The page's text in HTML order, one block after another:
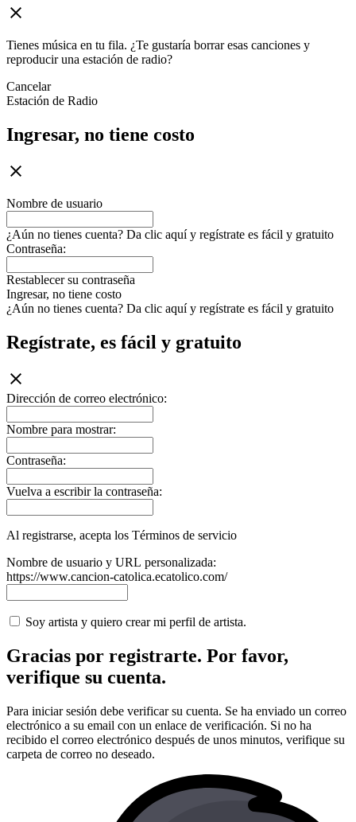
Tienes música en tu fila. ¿Te gustaría borrar esas canciones y
reproducir una estación de radio?
Cancelar
Estación de Radio
Ingresar, no tiene costo
Nombre de usuario
¿Aún no tienes cuenta? Da clic aquí y regístrate es fácil y gratuito
Contraseña:
Restablecer su contraseña
Ingresar, no tiene costo
¿Aún no tienes cuenta? Da clic aquí y regístrate es fácil y gratuito
Regístrate, es fácil y gratuito
Dirección de correo electrónico:
Nombre para mostrar:
Contraseña:
Vuelva a escribir la contraseña:
Al registrarse, acepta los Términos de servicio
Nombre de usuario y URL personalizada:
https://www.cancion-catolica.ecatolico.com/
Soy artista y quiero crear mi perfil de artista.
Gracias por registrarte. Por favor,
verifique su cuenta.
Para iniciar sesión debe verificar su cuenta. Se ha enviado un correo
electrónico a su email con un enlace de verificación. Si no ha
recibido el correo electrónico después de unos minutos, verifique su
carpeta de correo no deseado.